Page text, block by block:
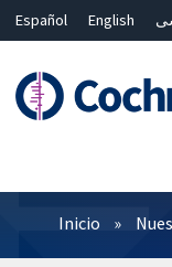
Español English
Filtros
Inicio